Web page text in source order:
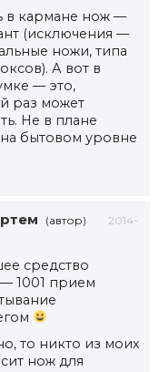
в кармане нож —
(исключения —
ножи, типа
А вот в
— это,
раз может
Не в плане
бытовом уровне
(автор)
2014-
средство
1001 прием
то никто из моих
нож для